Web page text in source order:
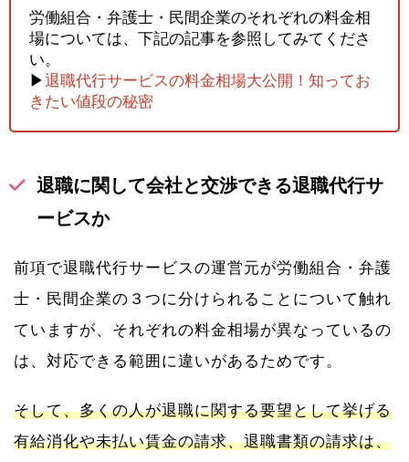
労働組合・弁護士・民間企業のそれぞれの料金相
場については、下記の記事を参照してみてくださ
い。
▶退職代行サービスの料金相場大公開！知ってお
きたい値段の秘密
退職に関して会社と交渉できる退職代行サ
ービスか
前項で退職代行サービスの運営元が労働組合・弁護
士・民間企業の３つに分けられることについて触れ
ていますが、それぞれの料金相場が異なっているの
は、対応できる範囲に違いがあるためです。
そして、多くの人が退職に関する要望として挙げる
有給消化や未払い賃金の請求、退職書類の請求は、